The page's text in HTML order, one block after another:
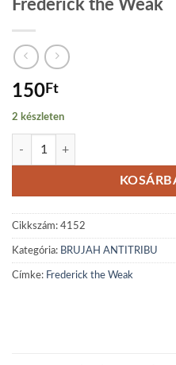
Frederick the Weak
150Ft
2 készleten
Frederick the Weak mennyiség
Cikkszám: 4152
Kategória: BRUJAH ANTITRIBU
Címke: Frederick the Weak